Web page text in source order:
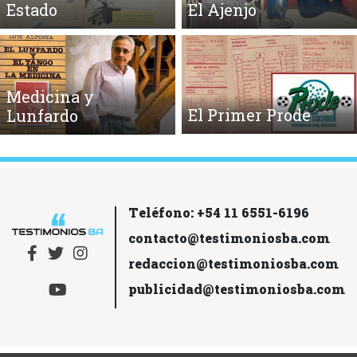
Estado
El Ajenjo
Medicina y
Lunfardo
El Primer Prode
Teléfono: +54 11 6551-6196
contacto@testimoniosba.com
redaccion@testimoniosba.com
publicidad@testimoniosba.com